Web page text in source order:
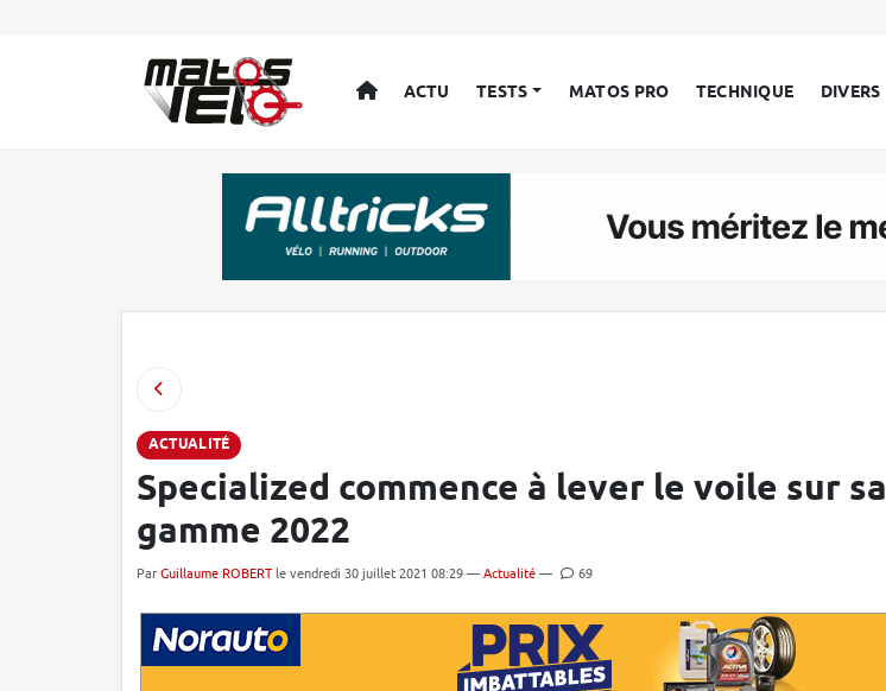
ACCUEIL
ACTU TESTS MATOS PRO TECHNIQUE DIVERS
ACTUALITÉ
Specialized commence à lever le voile sur sa
gamme 2022
Par Guillaume ROBERT le vendredi 30 juillet 2021 08:29 — Actualité — 69